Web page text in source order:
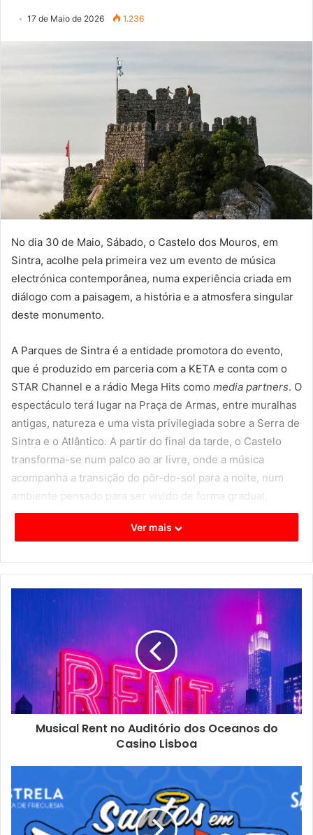
17 de Maio de 2026 1.236
No dia 30 de Maio, Sábado, o Castelo dos Mouros, em
Sintra, acolhe pela primeira vez um evento de música
electrónica contemporânea, numa experiência criada em
diálogo com a paisagem, a história e a atmosfera singular
deste monumento.
A Parques de Sintra é a entidade promotora do evento,
que é produzido em parceria com a KETA e conta com o
STAR Channel e a rádio Mega Hits como media partners. O
espectáculo terá lugar na Praça de Armas, entre muralhas
antigas, natureza e uma vista privilegiada sobre a Serra de
Sintra e o Atlântico. A partir do final da tarde, o Castelo
transforma-se num palco ao ar livre, onde a música
acompanha a transição do pôr-do-sol para a noite, num
ambiente pensado para ser vivido de forma gradual,
imersiva e envolvente.
O ponto alto da noite será oliveimersivo em formato 360º
de MXGPU, projecto que junta Moullinex e GPU Panic. A
actuação será apresentada no centro do público, criando
uma relação directa entre artistas, som, espaço e
espectadores, num formato que esbate as fronteiras
tradicionais entre palco e plateia.
Mais do que um concerto, esta proposta assume-se como
uma nova forma de viver o património: uma experiência
Ver mais
Musical Rent no Auditório dos Oceanos do
Casino Lisboa